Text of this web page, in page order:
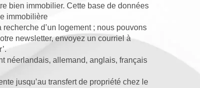
bien immobilier. Cette base de données
immobilière
d’un logement ; nous pouvons
newsletter, envoyez un courriel à
néerlandais, allemand, anglais, français
jusqu’au transfert de propriété chez le